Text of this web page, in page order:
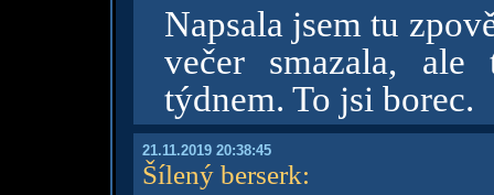
Napsala jsem tu
večer smazala,
týdnem. To jsi borec.
21.11.2019 20:38:45
Šílený berserk: